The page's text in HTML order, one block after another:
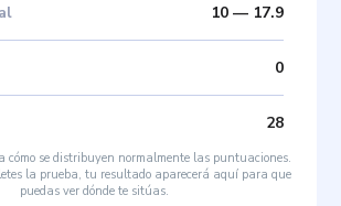
10— 17.9
0
28
cómo se distribuyen normalmente las puntuaciones.
la prueba, tu resultado aparecerá aquí para que
puedas ver dónde te sitúas.